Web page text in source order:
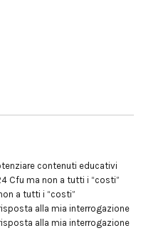
contenuti educativi
Cfu ma non a tutti i “costi”
a tutti i “costi”
alla mia interrogazione
alla mia interrogazione